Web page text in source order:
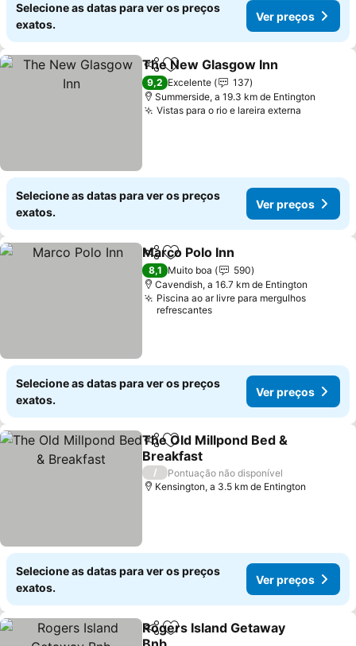
Selecione as datas para ver os preços
exatos.
Ver preços
PartilharAdicionar aos favoritos
The New Glasgow Inn
9,2 Excelente
137
Summerside, a 19.3 km de Entington
Vistas para o rio e lareira externa
Selecione as datas para ver os preços
exatos.
Ver preços
PartilharAdicionar aos favoritos
Marco Polo Inn
8,1 Muito boa
590
Cavendish, a 16.7 km de Entington
Piscina ao ar livre para mergulhos
refrescantes
Selecione as datas para ver os preços
exatos.
Ver preços
PartilharAdicionar aos favoritos
The Old Millpond Bed &
Breakfast
/
Pontuação não disponível
Kensington, a 3.5 km de Entington
Selecione as datas para ver os preços
exatos.
Ver preços
PartilharAdicionar aos favoritos
Rogers Island Getaway